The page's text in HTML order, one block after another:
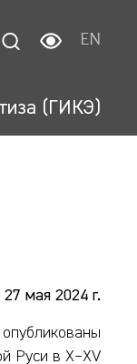
EN
(ГИКЭ)
27 мая 2024 г.
Руси в X–XV